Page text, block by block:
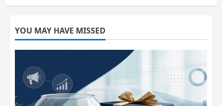
YOU MAY HAVE MISSED